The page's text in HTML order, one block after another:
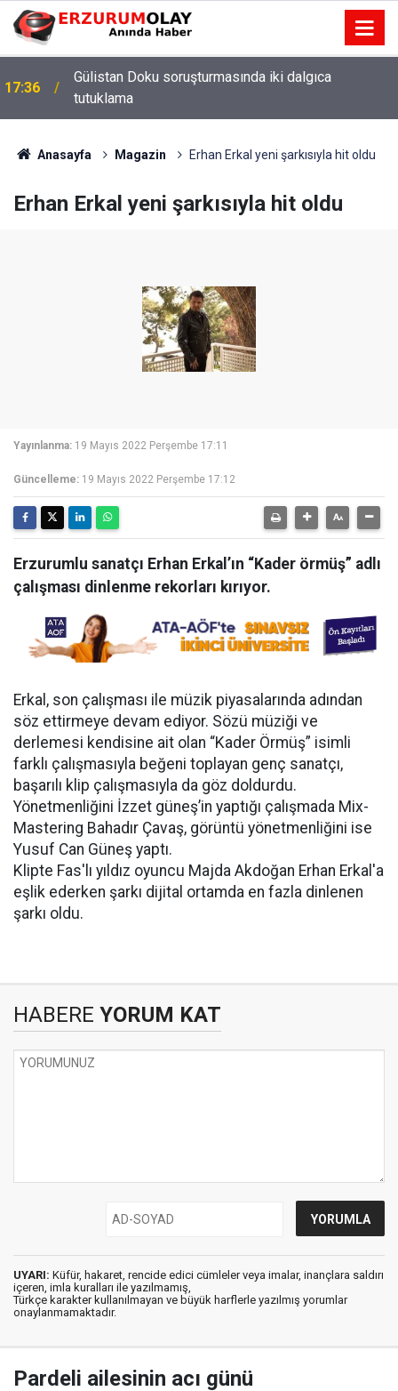
17:36
Gülistan Doku soruşturmasında iki dalgıca
tutuklama
Anasayfa Magazin Erhan Erkal yeni şarkısıyla hit oldu
Erhan Erkal yeni şarkısıyla hit oldu
Yayınlanma: 19 Mayıs 2022 Perşembe 17:11
Güncelleme: 19 Mayıs 2022 Perşembe 17:12
Erzurumlu sanatçı Erhan Erkal’ın “Kader örmüş” adlı
çalışması dinlenme rekorları kırıyor.
Erkal, son çalışması ile müzik piyasalarında adından
söz ettirmeye devam ediyor. Sözü müziği ve
derlemesi kendisine ait olan “Kader Örmüş” isimli
farklı çalışmasıyla beğeni toplayan genç sanatçı,
başarılı klip çalışmasıyla da göz doldurdu.
Yönetmenliğini İzzet güneş’in yaptığı çalışmada Mix-
Mastering Bahadır Çavaş, görüntü yönetmenliğini ise
Yusuf Can Güneş yaptı.
Klipte Fas'lı yıldız oyuncu Majda Akdoğan Erhan Erkal'a
eşlik ederken şarkı dijital ortamda en fazla dinlenen
şarkı oldu.
HABERE YORUM KAT
UYARI: Küfür, hakaret, rencide edici cümleler veya imalar, inançlara saldırı
içeren, imla kuralları ile yazılmamış,
Türkçe karakter kullanılmayan ve büyük harflerle yazılmış yorumlar
onaylanmamaktadır.
Pardeli ailesinin acı günü